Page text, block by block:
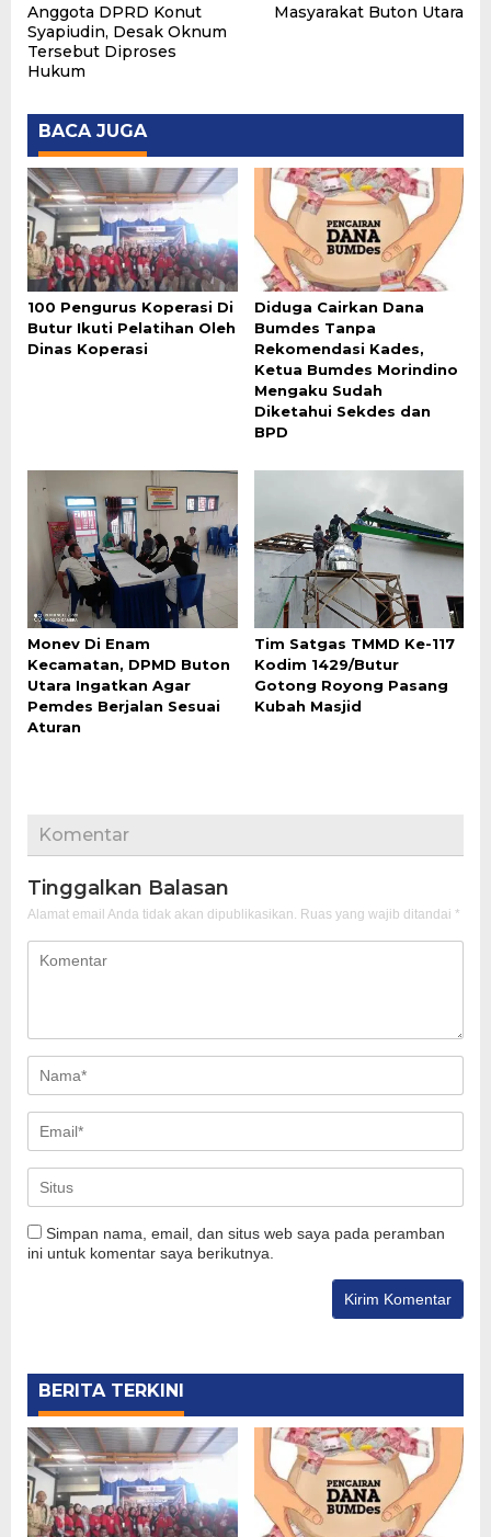
Anggota DPRD Konut
Syapiudin, Desak Oknum
Tersebut Diproses
Hukum
Masyarakat Buton Utara
BACA JUGA
100 Pengurus Koperasi Di
Butur Ikuti Pelatihan Oleh
Dinas Koperasi
Diduga Cairkan Dana
Bumdes Tanpa
Rekomendasi Kades,
Ketua Bumdes Morindino
Mengaku Sudah
Diketahui Sekdes dan
BPD
Monev Di Enam
Kecamatan, DPMD Buton
Utara Ingatkan Agar
Pemdes Berjalan Sesuai
Aturan
Tim Satgas TMMD Ke-117
Kodim 1429/Butur
Gotong Royong Pasang
Kubah Masjid
Komentar
Tinggalkan Balasan
Alamat email Anda tidak akan dipublikasikan. Ruas yang wajib ditandai *
Simpan nama, email, dan situs web saya pada peramban
ini untuk komentar saya berikutnya.
BERITA TERKINI